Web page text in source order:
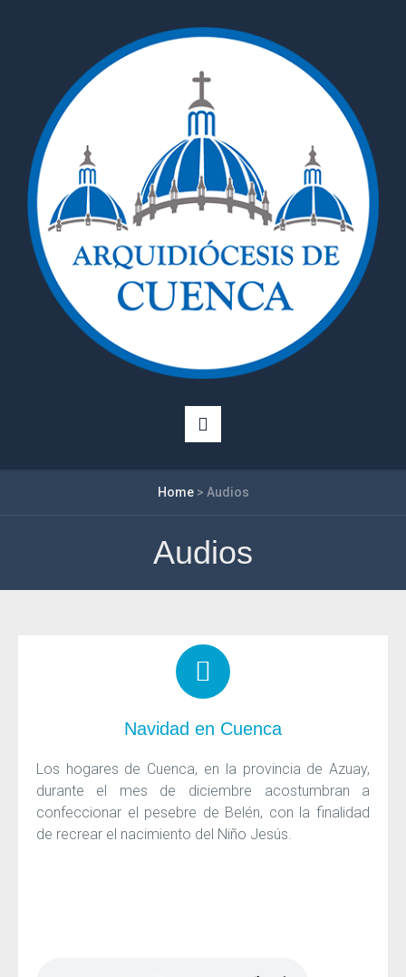
Home > Audios
Audios
Navidad en Cuenca
Los hogares de Cuenca, en la provincia de Azuay,
durante el mes de diciembre acostumbran a
confeccionar el pesebre de Belén, con la finalidad
de recrear el nacimiento del Niño Jesús.